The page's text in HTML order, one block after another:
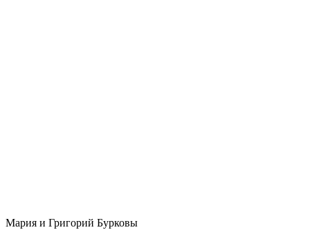
Мария и Григорий Бурковы